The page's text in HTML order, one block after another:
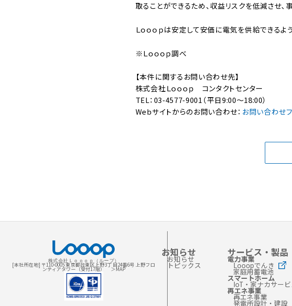
取ることができるため、収益リスクを低減させ、
Ｌｏｏｏｐは安定して安価に電気を供給できるよ
※Ｌｏｏｏｐ調べ
【本件に関するお問い合わせ先】
株式会社Ｌｏｏｏｐ コンタクトセンター
TEL：03-4577-9001（平日9:00～18:00）
Webサイトからのお問い合わせ： お問い合わせ
株式会社Ｌｏｏｏｐ（ループ）
[本社所在地] 〒110-0005 東京都台東区上野3丁 目24番6号 上野フロ
ンティアタワー（受付17階） ＞MAP
お知らせ
お知らせ
トピックス
サービス・製品
電力事業
Looopでんき
家庭用蓄電池
スマートホーム
IoT・家ナカサービ
再エネ事業
再エネ事業
発電所設計・建設